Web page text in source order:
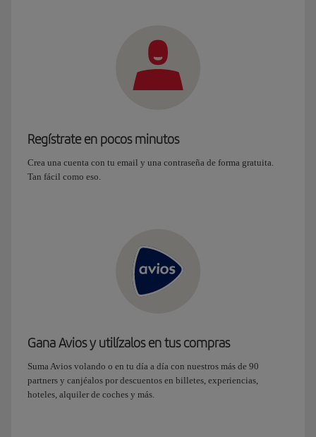
Regístrate en pocos minutos
Crea una cuenta con tu email y una contraseña de forma gratuita.
Tan fácil como eso.
Gana Avios y utilízalos en tus compras
Suma Avios volando o en tu día a día con nuestros más de 90
partners y canjéalos por descuentos en billetes, experiencias,
hoteles, alquiler de coches y más.